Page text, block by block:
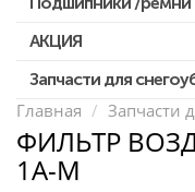
Выключатели,
Запчасти для
Запчасти для УШМ
Запчасти для
Конденсаторы
АКЦИЯ
Скидка 50%
Запчасти для
Главная Запчасти
ФИЛЬТР
1A-M